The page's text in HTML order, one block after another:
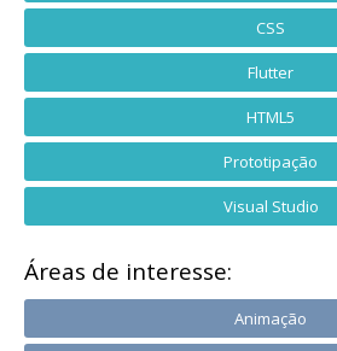
CSS
Flutter
HTML5
Prototipação
Visual Studio
Áreas de interesse:
Animação